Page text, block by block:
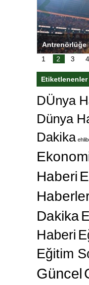
Salihli
1 2 3 4
Etiketlenenler
DÜnya
Dünya
Dakika
Haberi
Dakika
Haberi
Eğitim
Güncel